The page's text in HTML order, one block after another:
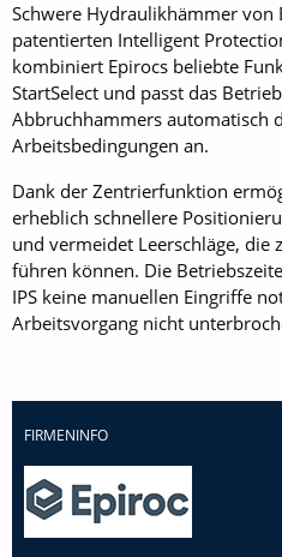
Schwere Hydraulikhämmer von
patentierten Intelligent
kombiniert Epirocs beliebte
StartSelect und passt das
Abbruchhammers automatisch
Arbeitsbedingungen an.
Dank der Zentrierfunktion
erheblich schnellere
und vermeidet Leerschläge, die
führen können. Die
IPS keine manuellen Eingriffe
Arbeitsvorgang nicht
FIRMENINFO